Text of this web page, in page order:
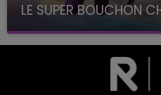
LE SUPER BOUCHON
avec La Famille